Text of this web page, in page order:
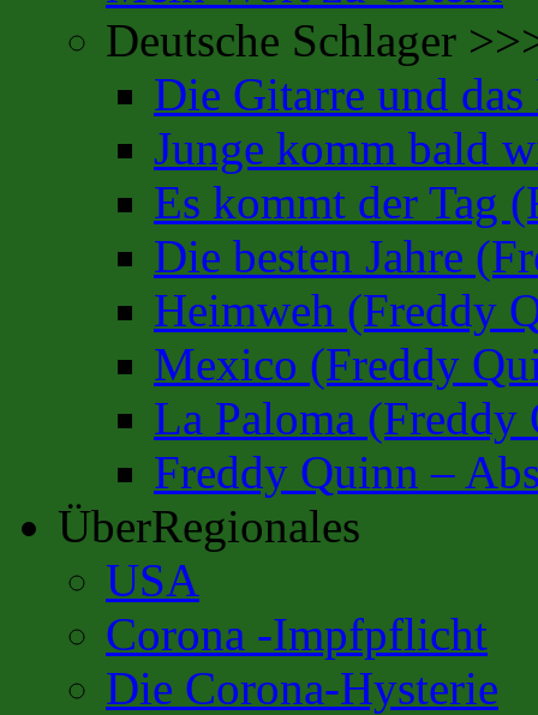
Deutsche Schlager
Die Gitarre und
Junge komm bald
Es kommt der Tag
Die besten Jahre
Heimweh (Freddy
Mexico (Freddy
La Paloma (Freddy
Freddy Quinn –
ÜberRegionales
USA
Corona -Impfpflicht
Die Corona-Hysterie